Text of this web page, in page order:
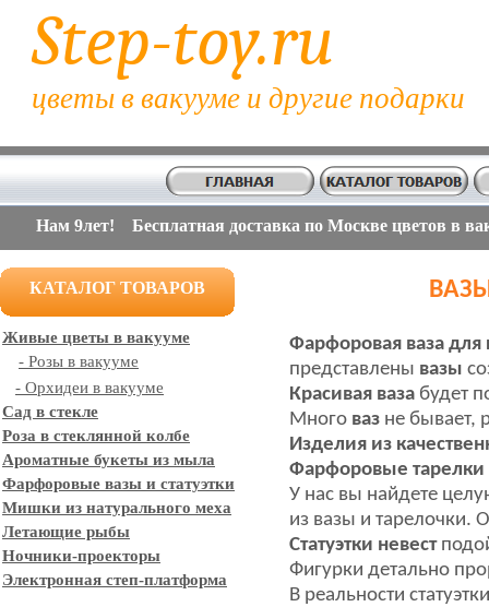
КАТАЛОГ ТОВАРОВ
Фарфоровая ваза для
представлены вазы
Красивая ваза будет
Много ваз не бывает,
Изделия из
Фарфоровые тарелки
У нас вы найдете
из вазы и тарелочки.
Статуэтки невест
Фигурки детально
В реальности
Живые цветы в вакууме
- Розы в вакууме
- Орхидеи в вакууме
Сад в стекле
Роза в стеклянной колбе
Ароматные букеты из мыла
Фарфоровые вазы и статуэтки
Мишки из натурального меха
Летающие рыбы
Ночники-проекторы
Электронная степ-платформа
Нам 9лет! Бесплатная доставка по Москве цветов в
Step-toy.ru
цветы в вакууме и другие подарки